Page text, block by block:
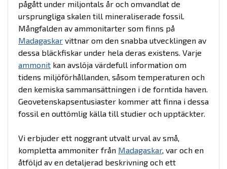
pågått under miljontals år och omvandlat de
ursprungliga skalen till mineraliserade fossil.
Mångfalden av ammonitarter som finns på
Madagaskar vittnar om den snabba utvecklingen av
dessa bläckfiskar under hela deras existens. Varje
ammonit kan avslöja värdefull information om
tidens miljöförhållanden, såsom temperaturen och
den kemiska sammansättningen i de forntida haven.
Geovetenskapsentusiaster kommer att finna i dessa
fossil en outtömlig källa till studier och upptäckter.
Vi erbjuder ett noggrant utvalt urval av små,
kompletta ammoniter från Madagaskar, var och en
åtföljd av en detaljerad beskrivning och ett